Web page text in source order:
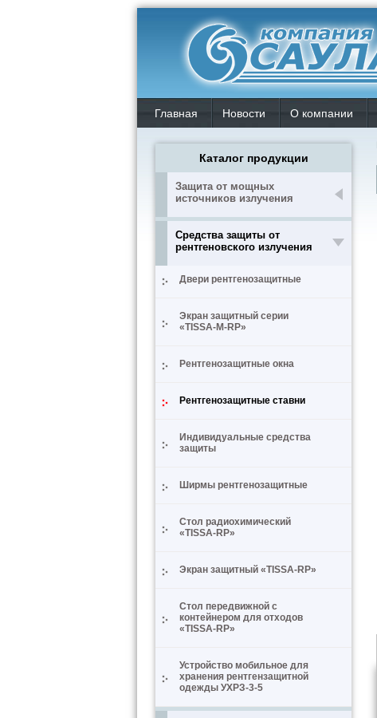
Главная Новости О компании
Каталог продукции
Защита от мощных
источников излучения
Средства защиты от
рентгеновского излучения
Двери рентгенозащитные
Экран защитный серии
«TISSA-M-RP»
Рентгенозащитные окна
Рентгенозащитные ставни
Индивидуальные средства
защиты
Ширмы рентгенозащитные
Стол радиохимический
«TISSA-RP»
Экран защитный «TISSA-RP»
Стол передвижной с
контейнером для отходов
«TISSA-RP»
Устройство мобильное для
хранения рентгензащитной
одежды УХРЗ-3-5